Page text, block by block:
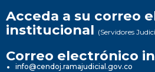
Acceda a su correo
institucional (Servidores
Correo electrónico
info@cendoj.ramajudicial.gov.co